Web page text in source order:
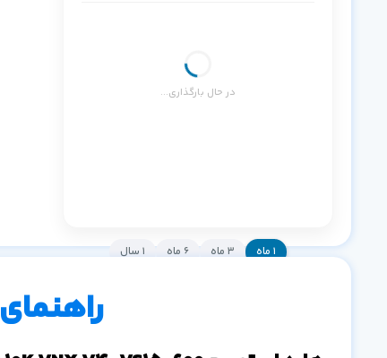
در حال بارگذاری...
۱ ماه ۳ ماه ۶ ماه ۱ سال